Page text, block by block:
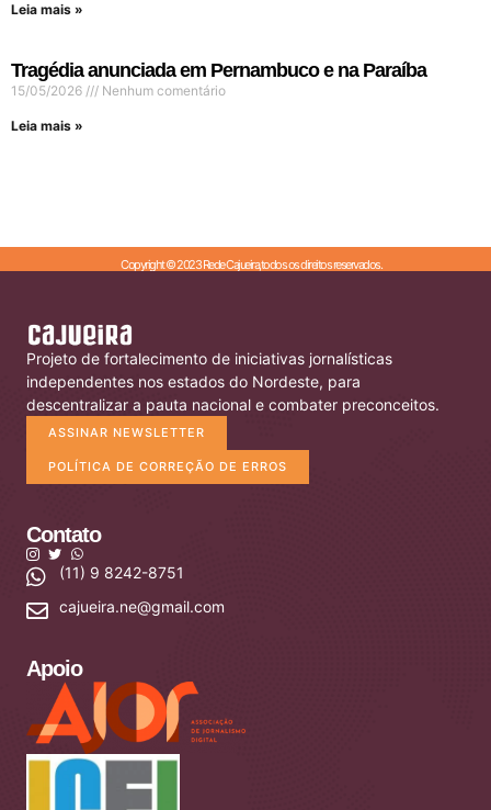
Leia mais »
Tragédia anunciada em Pernambuco e na Paraíba
15/05/2026 Nenhum comentário
Leia mais »
Copyright © 2023 Rede Cajueira,todos os direitos reservados.
Projeto de fortalecimento de iniciativas jornalísticas
independentes nos estados do Nordeste, para
descentralizar a pauta nacional e combater preconceitos.
ASSINAR NEWSLETTER
POLÍTICA DE CORREÇÃO DE ERROS
Contato
(11) 9 8242-8751
cajueira.ne@gmail.com
Apoio